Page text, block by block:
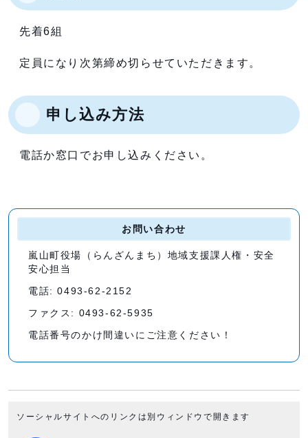
先着6組
定員になり次第締め切らせていただきます。
申し込み方法
電話か窓口でお申し込みください。
お問い合わせ
嵐山町役場（らんざんまち）地域支援課人権・安全
安心担当
電話: 0493-62-2152
ファクス: 0493-62-5935
電話番号のかけ間違いにご注意ください！
ソーシャルサイトへのリンクは別ウィンドウで開きます